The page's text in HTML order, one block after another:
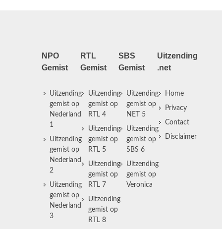
NPO
Gemist
Uitzending
gemist op
Nederland
1
Uitzending
gemist op
Nederland
2
Uitzending
gemist op
Nederland
3
RTL
Gemist
Uitzending
gemist op
RTL 4
Uitzending
gemist op
RTL 5
Uitzending
gemist op
RTL 7
Uitzending
gemist op
RTL 8
SBS
Gemist
Uitzending
gemist op
NET 5
Uitzending
gemist op
SBS 6
Uitzending
gemist op
Veronica
Uitzending
.net
Home
Privacy
Contact
Disclaimer